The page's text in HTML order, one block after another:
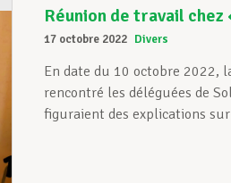
Réunion de travail chez
17 octobre 2022 Divers
En date du 10 octobre 2022,
rencontré les déléguées de
figuraient des explications